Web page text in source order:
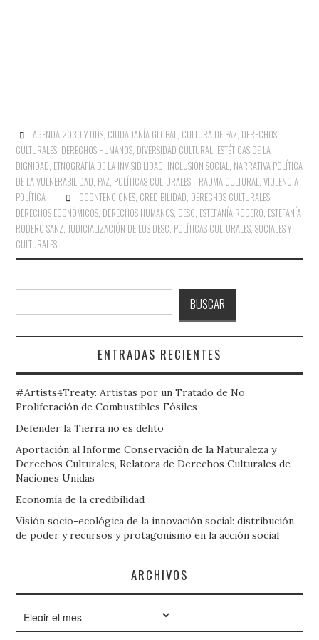
AGENDA 2030 Y ODS, CIUDADANÍA GLOBAL CULTURA DE PAZ, DERECHOS
CULTURALES DERECHOS HUMANOS DIVERSIDAD CULTURAL ESTÉTICAS DE LA
DIGNIDAD ETNOGRAFÍA DE LA INVISIBILIDAD INCLUSIÓN SOCIAL NARRATIVA POLÍTICA
DE LA VULNERABILIDAD PAZ POLÍTICAS CULTURALES ,TRAUMA CULTURAL ,VIOLENCIA
POLÍTICA
0CONTENCIONES, CREDIBILIDAD DERECHOS CULTURALES,
DERECHOS ECONÓMICOS DERECHOS HUMANOS DESC ESTEFANÍA RODERO ESTEFANÍA
RODERO SANZ JUDICIALIZACIÓN DE LOS DESC POLÍTICAS CULTURALES ,SOCIALES Y
CULTURALES
BUSCAR
ENTRADAS RECIENTES
#Artists4Treaty: Artistas por un Tratado de No
Proliferación de Combustibles Fósiles
Defender la Tierra no es delito
Aportación al Informe Conservación de la Naturaleza y
Derechos Culturales, Relatora de Derechos Culturales de
Naciones Unidas
Economía de la credibilidad
Visión socio-ecológica de la innovación social: distribución
de poder y recursos y protagonismo en la acción social
ARCHIVOS
Archivos